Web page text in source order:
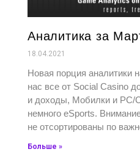
Аналитика за
18.04.2021
Новая порция аналитики
нас все от Social Casino
и доходы, Мобилки и PC/
немного eSports.
не отсортированы по
Больше »